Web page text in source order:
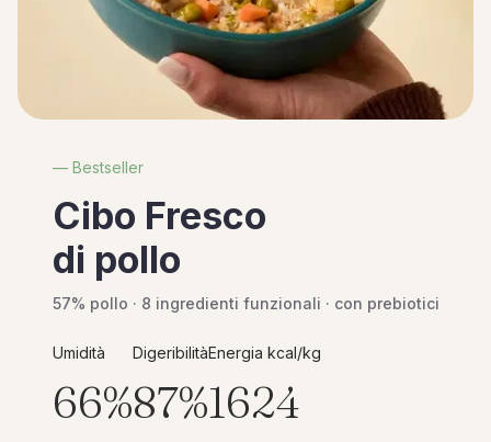
— Bestseller
Cibo Fresco
di pollo
57% pollo · 8 ingredienti funzionali · con prebiotici
Umidità
66%
Digeribilità
87%
Energia kcal/kg
1624